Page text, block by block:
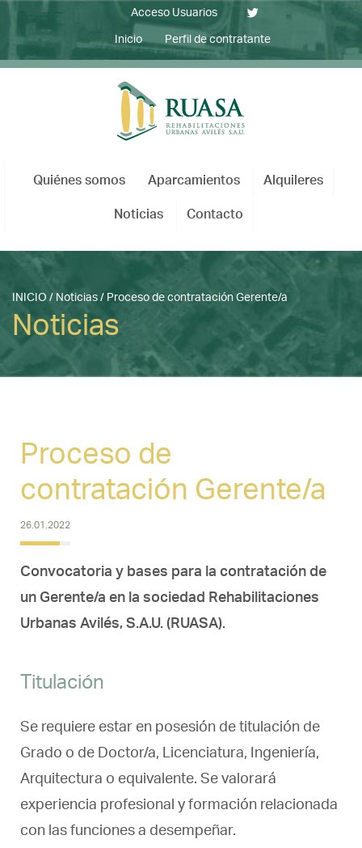
Acceso Usuarios
Inicio
Perfil de contratante
Quiénes somos Aparcamientos
Alquileres
Noticias
Contacto
INICIO/Noticias/Proceso de contratación Gerente/a
Noticias
Proceso de
contratación Gerente/a
26.01.2022
Convocatoria y bases para la contratación de
un Gerente/a en la sociedad Rehabilitaciones
Urbanas Avilés, S.A.U. (RUASA).
Titulación
Se requiere estar en posesión de titulación de
Grado o de Doctor/a, Licenciatura, Ingeniería,
Arquitectura o equivalente. Se valorará
experiencia profesional y formación relacionada
con las funciones a desempeñar.